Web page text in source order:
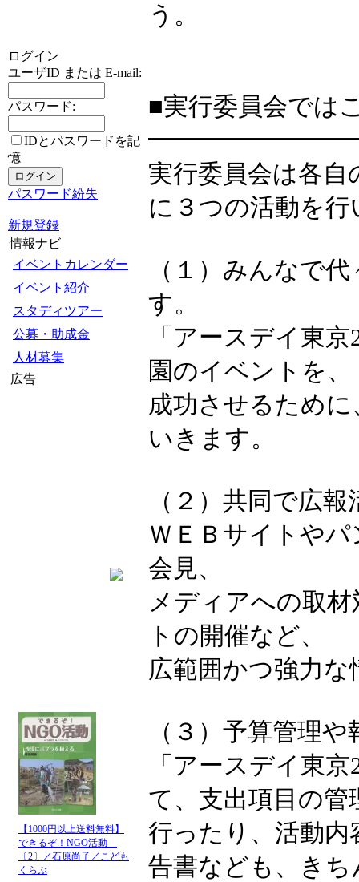
ログイン
ユーザID または E-mail:
パスワード:
IDとパスワードを記
憶
パスワード紛失
新規登録
情報ナビ
イベントカレンダー
イベント紹介
スタディツアー
公募・助成金
人材募集
広告
【1000円以上送料無料】
できるぞ！NGO活動
〔2〕／石原尚子／こども
くらぶ
う。
■実行委員会で
実行委員会は各
に３つの活動を行
（１）みんなで
す。
「アースデイ東
園のイベントを、
成功させるため
いきます。
（２）共同で広
ＷＥＢサイトや
会見、
メディアへの取
トの開催など、
広範囲かつ強力
（３）予算管理
「アースデイ東
て、支出項目の管
行ったり、活動
告書なども、きち